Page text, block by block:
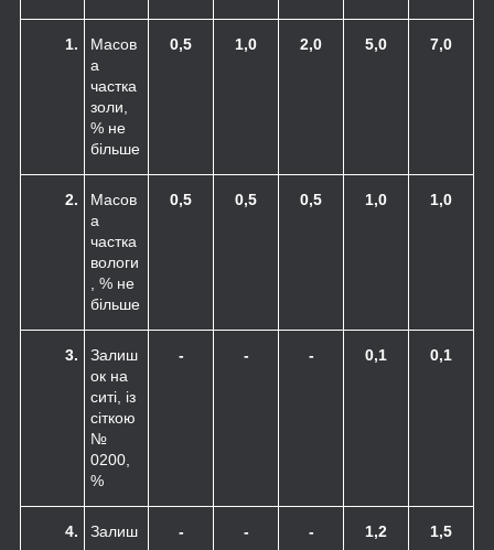
1.
Масов
а
частка
золи,
% не
більше
0,5 1,0 2,0 5,0 7,0
2.
Масов
а
частка
вологи
, % не
більше
0,5 0,5 0,5 1,0 1,0
3.
Залиш
ок на
ситі, із
сіткою
№
0200,
%
- - - 0,1 0,1
4.
Залиш
- - - 1,2 1,5